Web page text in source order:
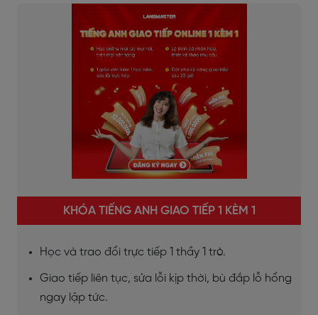
KHÓA TIẾNG ANH GIAO TIẾP 1 KÈM 1
Học và trao đổi trực tiếp 1 thầy 1 trò.
Giao tiếp liên tục, sửa lỗi kịp thời, bù đắp lỗ hổng
ngay lập tức.